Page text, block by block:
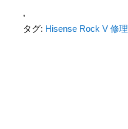
,
タグ: Hisense Rock V 修理